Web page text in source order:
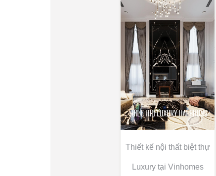
Thiết kế nội thất biệt thự
Luxury tại Vinhomes